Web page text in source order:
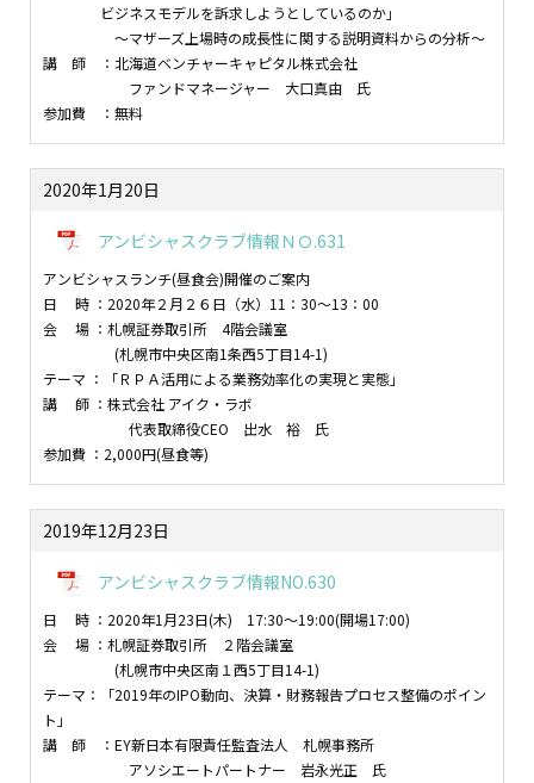
ビジネスモデルを訴求しようとしているのか」
～マザーズ上場時の成長性に関する説明資料からの分析～
講 師 ：北海道ベンチャーキャピタル株式会社
ファンドマネージャー 大口真由 氏
参加費 ：無料
2020年1月20日
アンビシャスクラブ情報ＮＯ.631
アンビシャスランチ(昼食会)開催のご案内
日 時 ：2020年２月２６日（水）11：30～13：00
会 場 ：札幌証券取引所 4階会議室
(札幌市中央区南1条西5丁目14-1)
テーマ ：「ＲＰＡ活用による業務効率化の実現と実態」
講 師 ：株式会社 アイク・ラボ
代表取締役CEO 出水 裕 氏
参加費 ：2,000円(昼食等)
2019年12月23日
アンビシャスクラブ情報NO.630
日 時 ：2020年1月23日(木) 17:30～19:00(開場17:00)
会 場 ：札幌証券取引所 ２階会議室
(札幌市中央区南１西5丁目14-1)
テーマ：「2019年のIPO動向、決算・財務報告プロセス整備のポイン
ト」
講 師 ：EY新日本有限責任監査法人 札幌事務所
アソシエートパートナー 岩永光正 氏